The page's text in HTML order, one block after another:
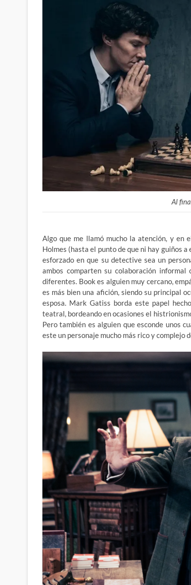
Al
Algo que me llamó mucho la atención, y en
Holmes (hasta el punto de que ni hay guiños
esforzado en que su detective sea un
ambos comparten su colaboración
diferentes. Book es alguien muy cercano,
es más bien una afición, siendo su principal
esposa. Mark Gatiss borda este papel
teatral, bordeando en ocasiones el
Pero también es alguien que esconde unos
este un personaje mucho más rico y complejo